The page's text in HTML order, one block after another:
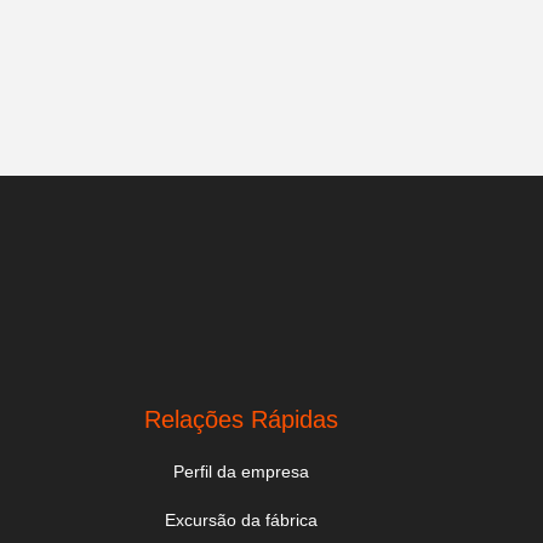
Relações Rápidas
Perfil da empresa
Excursão da fábrica